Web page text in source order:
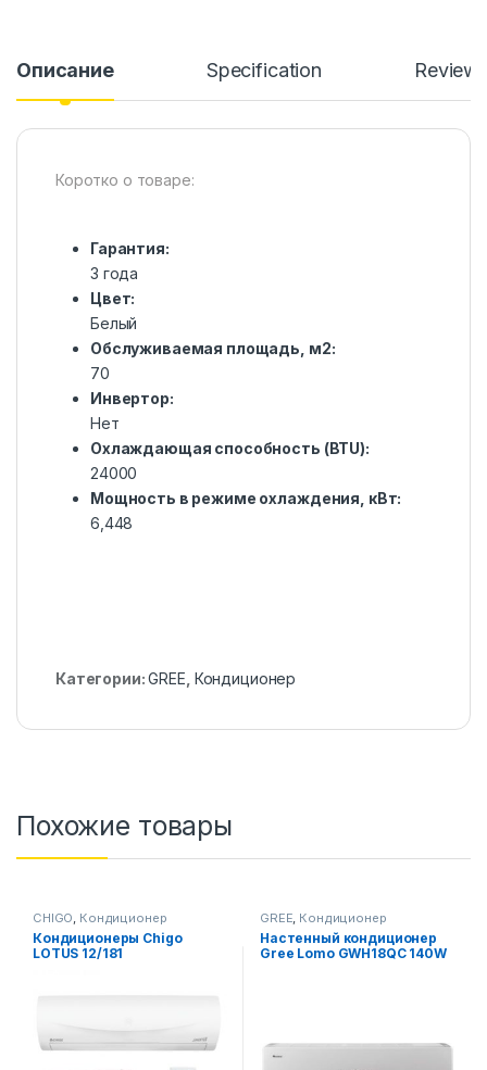
Описание Specification
Коротко о товаре:
Гарантия:
3 года
Цвет:
Белый
Обслуживаемая площадь, м2:
70
Инвертор:
Нет
Охлаждающая способность (BTU):
24000
Мощность в режиме охлаждения, кВт:
6,448
Категории:GREE Кондиционер
Похожие товары
CHIGO, Кондиционер
Кондиционеры Chigo
LOTUS 12/181
GREE, Кондиционер
Настенный кондиционер
Gree Lomo GWH18QC 140W